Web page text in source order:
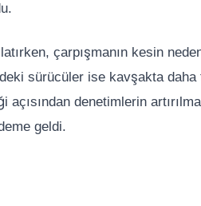
çarpışmanın kesin
sürücüler ise kavşakta daha
denetimlerin
geldi.